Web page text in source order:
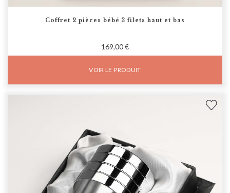
Coffret 2 pièces bébé 3 filets haut et bas
169,00 €
VOIR LE PRODUIT